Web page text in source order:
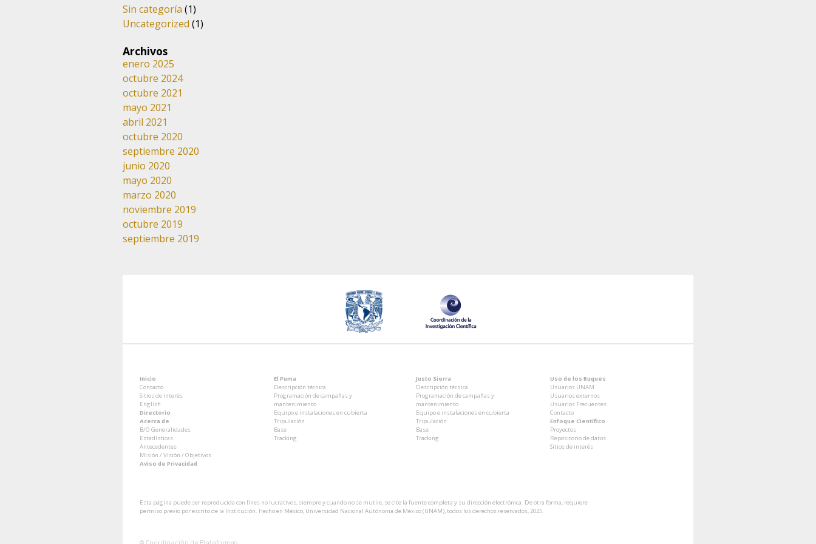
Sin categoría (1)
Uncategorized (1)
Archivos
enero 2025
octubre 2024
octubre 2021
mayo 2021
abril 2021
octubre 2020
septiembre 2020
junio 2020
mayo 2020
marzo 2020
noviembre 2019
octubre 2019
septiembre 2019
Inicio
Contacto
Sitios de interés
English
Directorio
Acerca de
B/O Generalidades
Estadísticas
Antecedentes
Misión / Visión / Objetivos
Aviso de Privacidad
El Puma
Descripción técnica
Programación de campañas y
mantenimiento
Equipo e instalaciones en cubierta
Tripulación
Base
Tracking
Justo Sierra
Descripción técnica
Programación de campañas y
mantenimiento
Equipo e instalaciones en cubierta
Tripulación
Base
Tracking
Uso de los Buques
Usuarios UNAM
Usuarios externos
Usuarios Frecuentes
Contacto
Enfoque Científico
Proyectos
Repositorio de datos
Sitios de interés
Esta página puede ser reproducida con fines no lucrativos, siempre y cuando no se mutile, se cite la fuente completa y su dirección electrónica. De otra forma, requiere
permiso previo por escrito de la Institución. Hecho en México, Universidad Nacional Autónoma de México (UNAM), todos los derechos reservados, 2025.
Coordinación de Plataformas